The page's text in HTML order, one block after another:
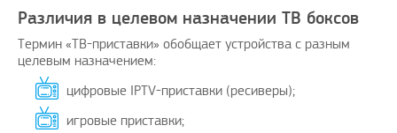
Различия в целевом назначении ТВ боксов
Термин «ТВ-приставки» обобщает устройства с разным
целевым назначением:
цифровые IPTV-приставки (ресиверы);
игровые приставки;